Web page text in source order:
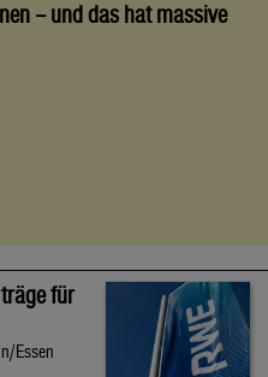
– und das hat massive
für
Essen